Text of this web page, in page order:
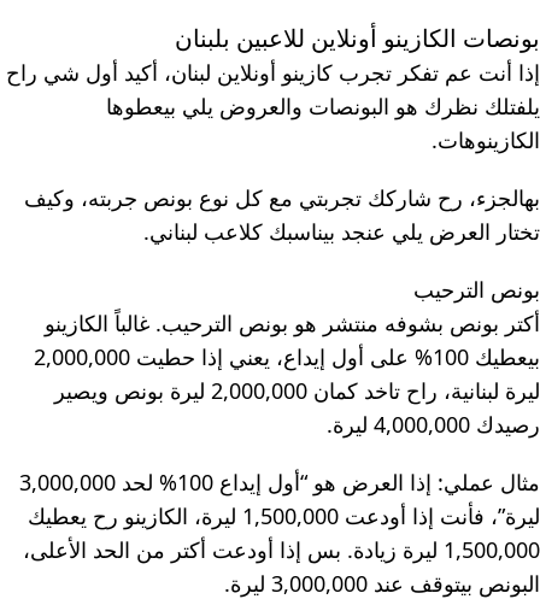
بونصات الكازينو أونلاين للاعبين بلبنان
إذا أنت عم تفكر تجرب كازينو أونلاين لبنان، أكيد أول شي راح
يلفتلك نظرك هو البونصات والعروض يلي بيعطوها
الكازينوهات.
بهالجزء، رح شاركك تجربتي مع كل نوع بونص جربته، وكيف
تختار العرض يلي عنجد بيناسبك كلاعب لبناني.
بونص الترحيب
أكتر بونص بشوفه منتشر هو بونص الترحيب. غالباً الكازينو
بيعطيك 100% على أول إيداع، يعني إذا حطيت 2,000,000
ليرة لبنانية، راح تاخد كمان 2,000,000 ليرة بونص ويصير
رصيدك 4,000,000 ليرة.
مثال عملي: إذا العرض هو “أول إيداع 100% لحد 3,000,000
ليرة”، فأنت إذا أودعت 1,500,000 ليرة، الكازينو رح يعطيك
1,500,000 ليرة زيادة. بس إذا أودعت أكتر من الحد الأعلى،
البونص بيتوقف عند 3,000,000 ليرة.